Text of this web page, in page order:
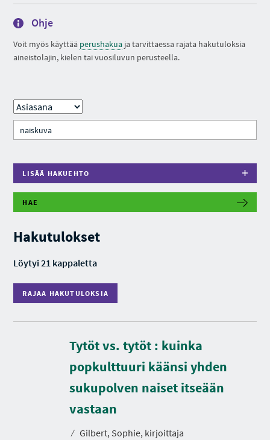
Ohje
Voit myös käyttää perushakua ja tarvittaessa rajata hakutuloksia
aineistolajin, kielen tai vuosiluvun perusteella.
LISÄÄ HAKUEHTO
HAE
Hakutulokset
Löytyi 21 kappaletta
RAJAA HAKUTULOKSIA
R
A
A
U
T
U
O
Tytöt vs. tytöt : kuinka
popkulttuuri käänsi yhden
sukupolven naiset itseään
vastaan
⁄ Gilbert, Sophie, kirjoittaja
K
e
s
t